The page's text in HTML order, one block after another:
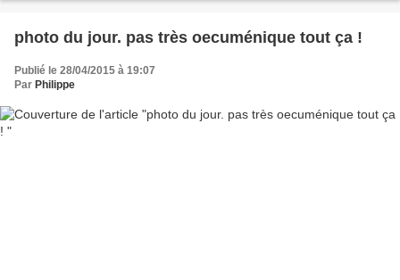
photo du jour. pas très oecuménique tout ça !
Publié le 28/04/2015 à 19:07
Par Philippe